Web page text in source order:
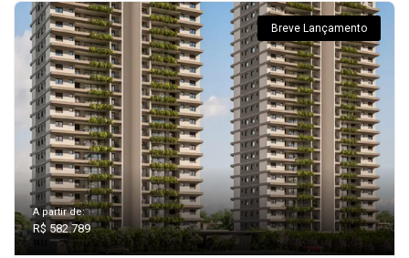
Breve Lançamento
A partir de:
R$ 582.789